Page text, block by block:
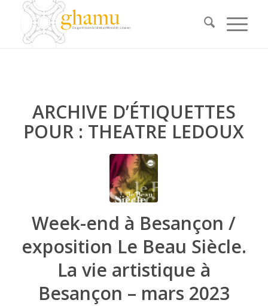
ARCHIVE D’ÉTIQUETTES
POUR : THEATRE LEDOUX
Week-end à Besançon /
exposition Le Beau Siècle.
La vie artistique à
Besançon – mars 2023